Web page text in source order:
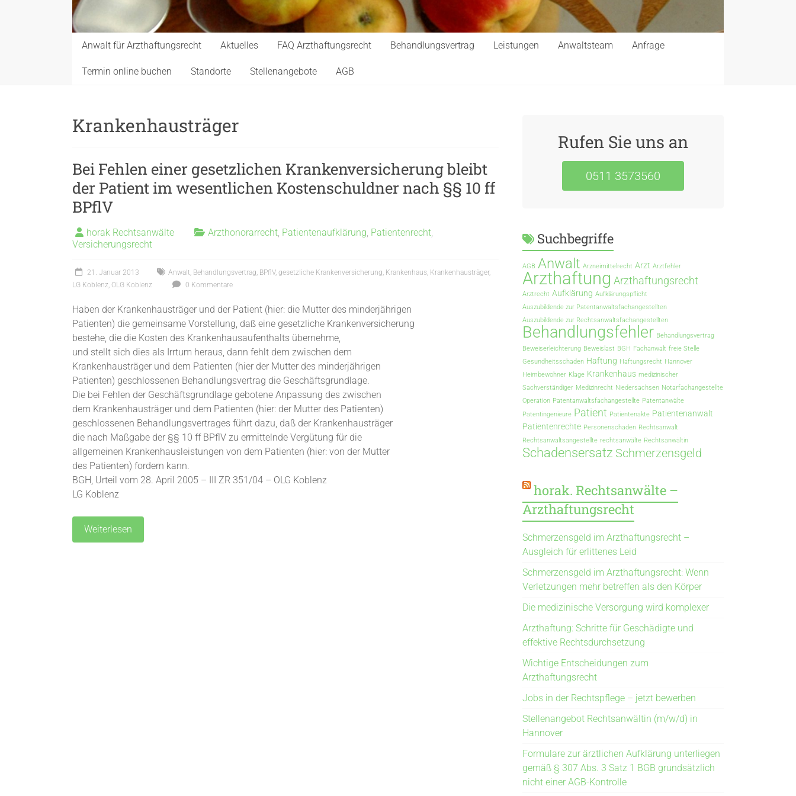
Anwalt für Arzthaftungsrecht Aktuelles FAQ Arzthaftungsrecht Behandlungsvertrag Leistungen Anwaltsteam Anfrage
Termin online buchen Standorte Stellenangebote AGB
Krankenhausträger
Bei Fehlen einer gesetzlichen Krankenversicherung bleibt
der Patient im wesentlichen Kostenschuldner nach §§ 10 ff
BPflV
horak Rechtsanwälte Arzthonorarrecht Patientenaufklärung Patientenrecht
Versicherungsrecht
21. Januar 2013 Anwalt Behandlungsvertrag BPflV, gesetzliche Krankenversicherung Krankenhaus Krankenhausträger,
LG Koblenz OLG Koblenz 0 Kommentare
Haben der Krankenhausträger und der Patient (hier: die Mutter des minderjährigen
Patienten) die gemeinsame Vorstellung, daß eine gesetzliche Krankenversicherung
bestehe, die die Kosten des Krankenhausaufenthalts übernehme,
und stellt sich dies als Irrtum heraus, dann fehlt dem zwischen dem
Krankenhausträger und dem Patienten (hier der Mutter des minderjährigen
Patienten) geschlossenen Behandlungsvertrag die Geschäftsgrundlage.
Die bei Fehlen der Geschäftsgrundlage gebotene Anpassung des zwischen
dem Krankenhausträger und dem Patienten (hier: der Mutter des Patienten)
geschlossenen Behandlungsvertrages führt dazu, daß der Krankenhausträger
die nach Maßgabe der §§ 10 ff BPflV zu ermittelnde Vergütung für die
allgemeinen Krankenhausleistungen von dem Patienten (hier: von der Mutter
des Patienten) fordern kann.
BGH, Urteil vom 28. April 2005 – III ZR 351/04 – OLG Koblenz
LG Koblenz
Weiterlesen
Rufen Sie uns an
0511 3573560
Suchbegriffe
AGB Anwalt Arzneimittelrecht Arzt Arztfehler
Arzthaftung Arzthaftungsrecht
Arztrecht Aufklärung Aufklärungspflicht
Auszubildende zur Patentanwaltsfachangestellten
Auszubildende zur Rechtsanwaltsfachangestellten
Behandlungsfehler Behandlungsvertrag
Beweiserleichterung Beweislast BGH Fachanwalt freie Stelle
Gesundheitsschaden Haftung Haftungsrecht Hannover
Heimbewohner Klage Krankenhaus medizinischer
Sachverständiger Medizinrecht Niedersachsen Notarfachangestellte
Operation Patentanwaltsfachangestellte Patentanwälte
Patentingenieure Patient Patientenakte Patientenanwalt
Patientenrechte Personenschaden Rechtsanwalt
Rechtsanwaltsangestellte rechtsanwälte Rechtsanwältin
Schadensersatz Schmerzensgeld
horak. Rechtsanwälte –
Arzthaftungsrecht
Schmerzensgeld im Arzthaftungsrecht –
Ausgleich für erlittenes Leid
Schmerzensgeld im Arzthaftungsrecht: Wenn
Verletzungen mehr betreffen als den Körper
Die medizinische Versorgung wird komplexer
Arzthaftung: Schritte für Geschädigte und
effektive Rechtsdurchsetzung
Wichtige Entscheidungen zum
Arzthaftungsrecht
Jobs in der Rechtspflege – jetzt bewerben
Stellenangebot Rechtsanwältin (m/w/d) in
Hannover
Formulare zur ärztlichen Aufklärung unterliegen
gemäß § 307 Abs. 3 Satz 1 BGB grundsätzlich
nicht einer AGB-Kontrolle